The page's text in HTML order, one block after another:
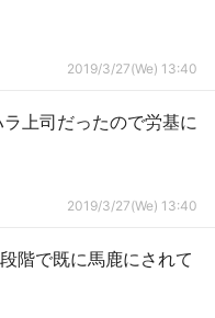
2019/3/27(We) 13:40
上司だったので労基に
2019/3/27(We) 13:40
階で既に馬鹿にされて